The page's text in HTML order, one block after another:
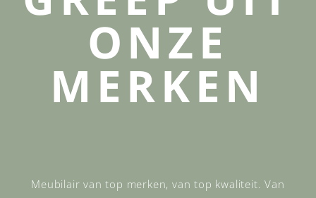
ONZE
MERKEN
Meubilair van top merken, van top kwaliteit. Van